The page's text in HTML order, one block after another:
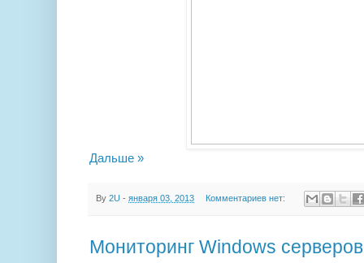
Дальше »
By 2U - января 03, 2013 Комментариев нет:
Мониторинг Windows